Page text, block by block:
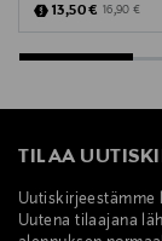
Lumene Oy
Discounted Price
13,50 € Original
16,90 €
TILAA
Uutiskirjeestämme
Uutena tilaajana